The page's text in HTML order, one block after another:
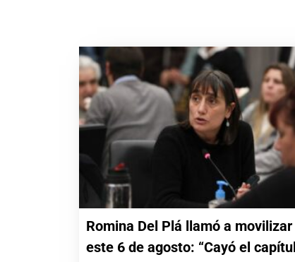
Romina Del Plá llamó a movilizar
este 6 de agosto: “Cayó el